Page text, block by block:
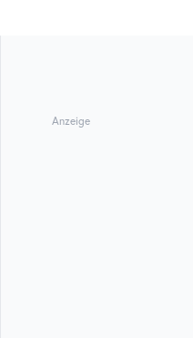
Anzeige